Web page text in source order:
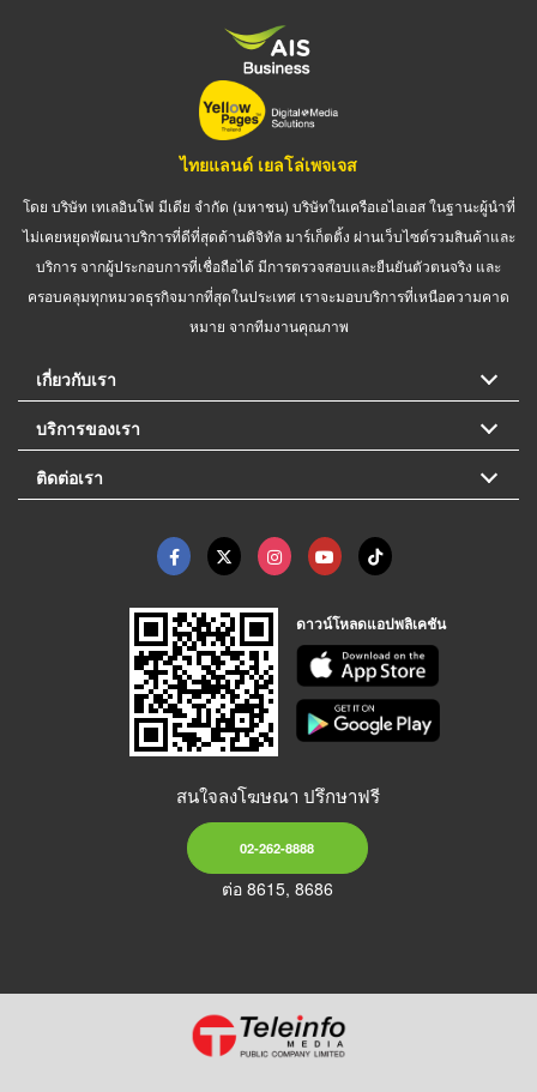
ไทยแลนด์ เยลโล่เพจเจส
โดย บริษัท เทเลอินโฟ มีเดีย จำกัด (มหาชน) บริษัทในเครือเอไอเอส ในฐานะผู้นำที่
ไม่เคยหยุดพัฒนาบริการที่ดีที่สุดด้านดิจิทัล มาร์เก็ตติ้ง ผ่านเว็บไซต์รวมสินค้าและ
บริการ จากผู้ประกอบการที่เชื่อถือได้ มีการตรวจสอบและยืนยันตัวตนจริง และ
ครอบคลุมทุกหมวดธุรกิจมากที่สุดในประเทศ เราจะมอบบริการที่เหนือความคาด
หมาย จากทีมงานคุณภาพ
เกี่ยวกับเรา
บริการของเรา
ติดต่อเรา
ดาวน์โหลดแอปพลิเคชัน
สนใจลงโฆษณา ปรึกษาฟรี
02-262-8888
ต่อ 8615, 8686